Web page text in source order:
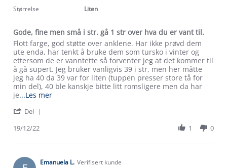
rating
Størrelse Liten
Gode, fine men små i str. gå 1 str over hva du er vant til.
Review
by
Nur
S.
on
19
Dec
review
stating
Gode,
fine
men
små
i
gå
str
hva
er
Flott farge, god støtte over anklene. Har ikke prøvd dem
ute enda, har tenkt å bruke dem som tursko i vinter og
ettersom de er vanntette så forventer jeg at det kommer til
å gå supert. Jeg bruker vanligvis 39 i str, men her måtte
jeg ha 40 da 39 var for liten (tuppen presser store tå for
min del), 40 ble kanskje bitte litt romsligere men da har
je...Les merRead
fine
små
Del
Nur
on
19/12/22 1 0
Emanuela L. Verifisert kunde
Kundeservice
Klima og miljø
Etisk handel